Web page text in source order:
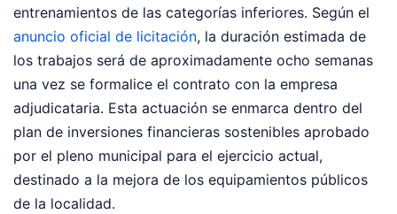
entrenamientos de las categorías inferiores. Según el
anuncio oficial de licitación, la duración estimada de
los trabajos será de aproximadamente ocho semanas
una vez se formalice el contrato con la empresa
adjudicataria. Esta actuación se enmarca dentro del
plan de inversiones financieras sostenibles aprobado
por el pleno municipal para el ejercicio actual,
destinado a la mejora de los equipamientos públicos
de la localidad.